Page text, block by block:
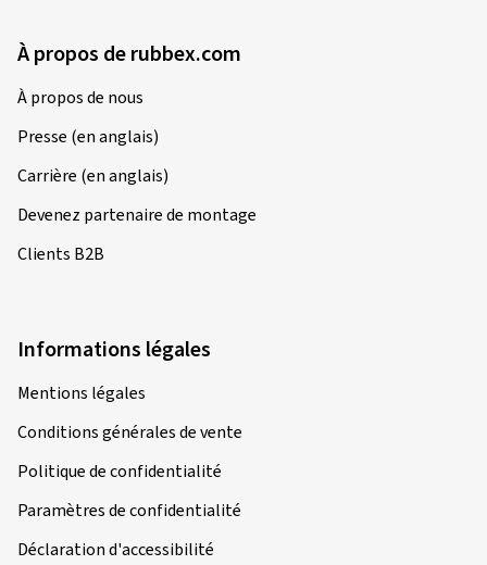
À propos de rubbex.com
À propos de nous
Presse (en anglais)
Carrière (en anglais)
Devenez partenaire de montage
Clients B2B
Informations légales
Mentions légales
Conditions générales de vente
Politique de confidentialité
Paramètres de confidentialité
Déclaration d'accessibilité